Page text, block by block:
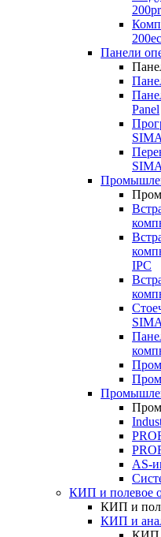
Панели
Panel
IPC
AS-
КИП и полевое
КИП и
КИП и